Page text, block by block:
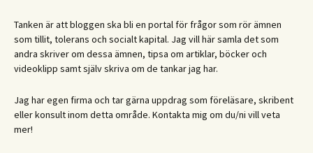
Tanken är att bloggen ska bli en portal för frågor som rör ämnen
som tillit, tolerans och socialt kapital. Jag vill här samla det som
andra skriver om dessa ämnen, tipsa om artiklar, böcker och
videoklipp samt själv skriva om de tankar jag har.
Jag har egen firma och tar gärna uppdrag som föreläsare, skribent
eller konsult inom detta område. Kontakta mig om du/ni vill veta
mer!